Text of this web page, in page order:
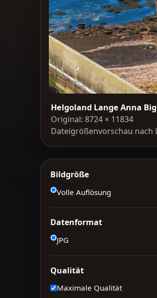
Helgoland Lange Anna
Original: 8724 × 11834
Dateigrößenvorschau nach
Bildgröße
Volle Auflösung
Datenformat
JPG
Qualität
Maximale Qualität